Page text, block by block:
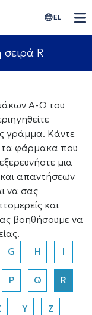
EL
R
Α-Ω του
γράμμα. Κάντε
τα φάρμακα που
μια
απαντήσεων
να σας
και
βοηθήσουμε να
G H I
P Q R
Y Z